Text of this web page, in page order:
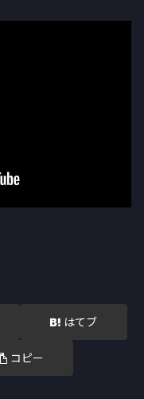
はてブ
コピー